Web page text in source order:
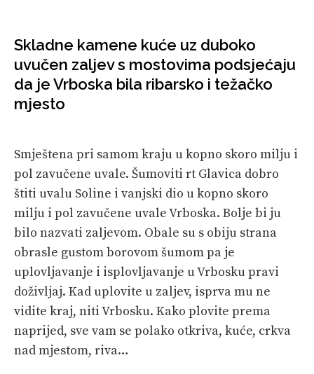
Skladne kamene kuće uz duboko
uvučen zaljev s mostovima podsjećaju
da je Vrboska bila ribarsko i težačko
mjesto
Smještena pri samom kraju u kopno skoro milju i
pol zavučene uvale. Šumoviti rt Glavica dobro
štiti uvalu Soline i vanjski dio u kopno skoro
milju i pol zavučene uvale Vrboska. Bolje bi ju
bilo nazvati zaljevom. Obale su s obiju strana
obrasle gustom borovom šumom pa je
uplovljavanje i isplovljavanje u Vrbosku pravi
doživljaj. Kad uplovite u zaljev, isprva mu ne
vidite kraj, niti Vrbosku. Kako plovite prema
naprijed, sve vam se polako otkriva, kuće, crkva
nad mjestom, riva…